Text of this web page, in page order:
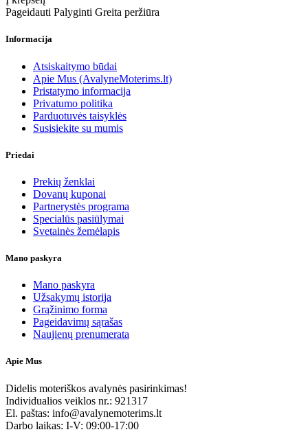
Pageidauti Palyginti Greita peržiūra
Informacija
Atsiskaitymo būdai
Apie Mus (AvalyneMoterims.lt)
Pristatymo informacija
Privatumo politika
Parduotuvės taisyklės
Susisiekite su mumis
Priedai
Prekių ženklai
Dovanų kuponai
Partnerystės programa
Specialūs pasiūlymai
Svetainės žemėlapis
Mano paskyra
Mano paskyra
Užsakymų istorija
Grąžinimo forma
Pageidavimų sąrašas
Naujienų prenumerata
Apie Mus
Didelis moteriškos avalynės pasirinkimas!
Individualios veiklos nr.: 921317
El. paštas: info@avalynemoterims.lt
Darbo laikas: I-V: 09:00-17:00